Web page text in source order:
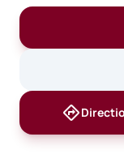
directions